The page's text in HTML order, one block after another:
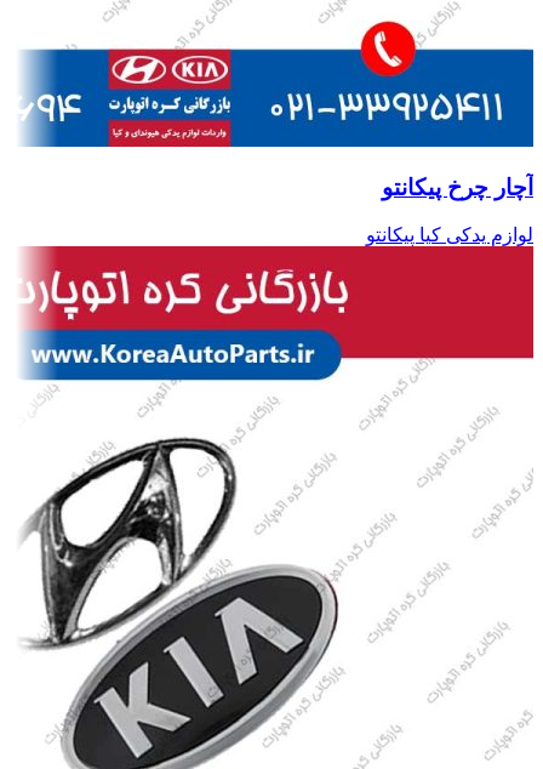
آچار چرخ پیکانتو
لوازم یدکی کیا پیکانتو